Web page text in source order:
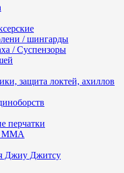
/ шингарды
/ Суспензоры
защита локтей, ахиллов
перчатки
ММА
Джиу Джитсу